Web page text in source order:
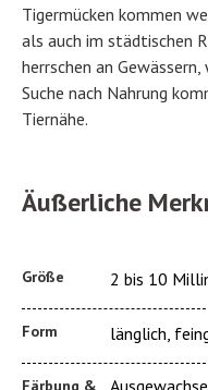
Tigermücken kommen
als auch im städtischen
herrschen an
Suche nach Nahrung
Tiernähe.
Äußerliche
Größe 2 bis 10
Form länglich,
Färbung &